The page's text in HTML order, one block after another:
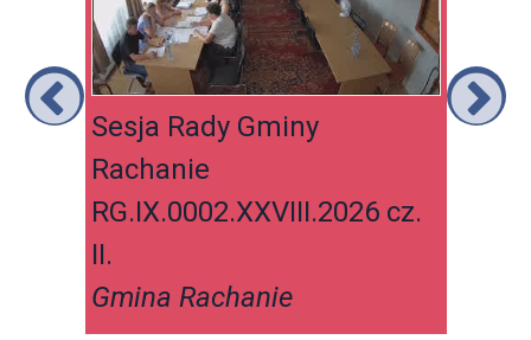
Sesja Rady Gminy
Rachanie
RG.IX.0002.XXVIII.2026 cz.
II.
Gmina Rachanie